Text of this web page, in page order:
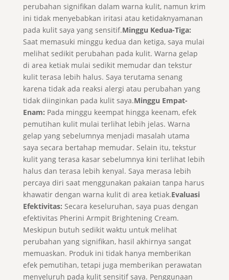
perubahan signifikan dalam warna kulit, namun krim
ini tidak menyebabkan iritasi atau ketidaknyamanan
pada kulit saya yang sensitif.Minggu Kedua-Tiga:
Saat memasuki minggu kedua dan ketiga, saya mulai
melihat sedikit perubahan pada kulit. Warna gelap
di area ketiak mulai sedikit memudar dan tekstur
kulit terasa lebih halus. Saya terutama senang
karena tidak ada reaksi alergi atau perubahan yang
tidak diinginkan pada kulit saya.Minggu Empat-
Enam: Pada minggu keempat hingga keenam, efek
pemutihan kulit mulai terlihat lebih jelas. Warna
gelap yang sebelumnya menjadi masalah utama
saya secara bertahap memudar. Selain itu, tekstur
kulit yang terasa kasar sebelumnya kini terlihat lebih
halus dan terasa lebih kenyal. Saya merasa lebih
percaya diri saat menggunakan pakaian tanpa harus
khawatir dengan warna kulit di area ketiak.Evaluasi
Efektivitas: Secara keseluruhan, saya puas dengan
efektivitas Pherini Armpit Brightening Cream.
Meskipun butuh sedikit waktu untuk melihat
perubahan yang signifikan, hasil akhirnya sangat
memuaskan. Produk ini tidak hanya memberikan
efek pemutihan, tetapi juga memberikan perawatan
menyeluruh pada kulit sensitif saya. Penggunaan